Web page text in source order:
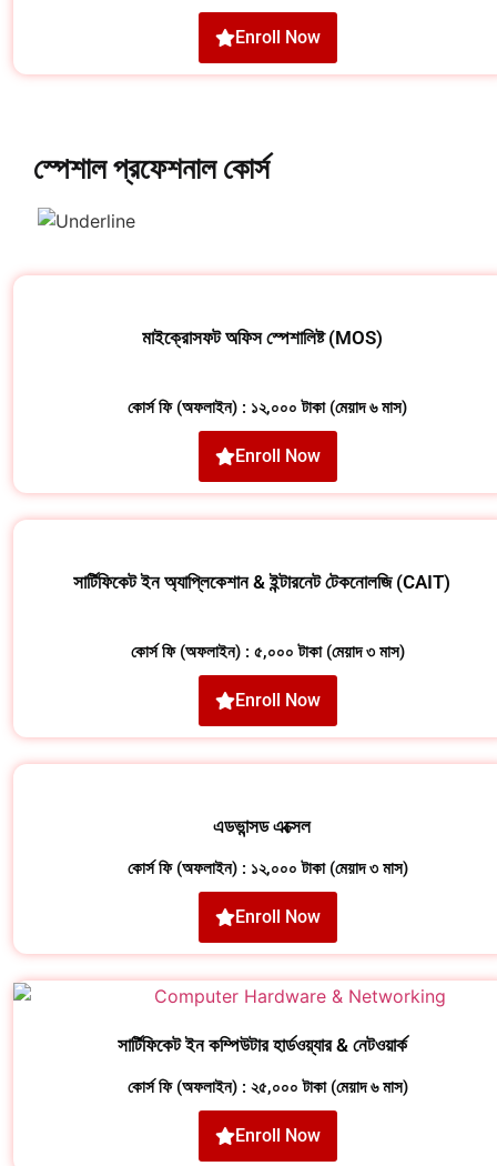
Enroll Now
স্পেশাল প্রফেশনাল কোর্স
মাইক্রোসফট অফিস স্পেশালিষ্ট (MOS)
কোর্স ফি (অফলাইন) : ১২,০০০ টাকা (মেয়াদ ৬ মাস)
Enroll Now
সার্টিফিকেট ইন অ্যাপ্লিকেশান & ইন্টারনেট টেকনোলজি (CAIT)
কোর্স ফি (অফলাইন) : ৫,০০০ টাকা (মেয়াদ ৩ মাস)
Enroll Now
এডভান্সড এক্সেল
কোর্স ফি (অফলাইন) : ১২,০০০ টাকা (মেয়াদ ৩ মাস)
Enroll Now
সার্টিফিকেট ইন কম্পিউটার হার্ডওয়্যার & নেটওয়ার্ক
কোর্স ফি (অফলাইন) : ২৫,০০০ টাকা (মেয়াদ ৬ মাস)
Enroll Now